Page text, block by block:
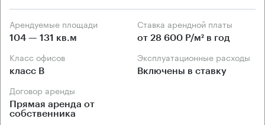
Арендуемые площади
104 — 131 кв.м
Ставка арендной платы
от 28 600 Р/м² в год
Класс офисов
класс B
Эксплуатационные расходы
Включены в ставку
Договор аренды
Прямая аренда от
собственника